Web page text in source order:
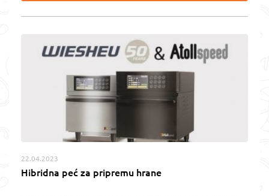
22.04.2023
Hibridna peć za pripremu hrane